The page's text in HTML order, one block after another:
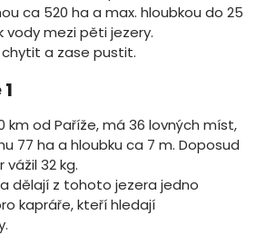
ca 520 ha a max. hloubkou do 25
vody mezi pěti jezery.
a zase pustit.
km od Paříže, má 36 lovných míst,
77 ha a hloubku ca 7 m. Doposud
32 kg.
dělají z tohoto jezera jedno
kapráře, kteří hledají